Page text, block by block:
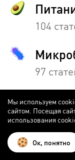
104
97
Гиды
37
Мы используем
сайтом. Посещая
использования
Ок, понятно